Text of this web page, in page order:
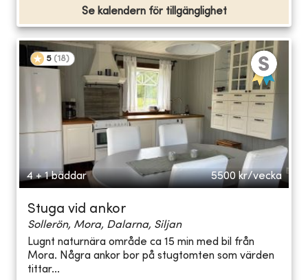
Se kalendern för tillgänglighet
5 (18)
4 + 1 bäddar 5500 kr/vecka
Stuga vid ankor
Sollerön, Mora, Dalarna, Siljan
Lugnt naturnära område ca 15 min med bil från
Mora. Några ankor bor på stugtomten som värden
tittar...